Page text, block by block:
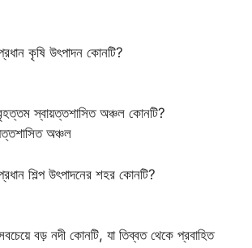
কৃষি উৎপাদন কোনটি?
স্বায়ত্তশাসিত অঞ্চল কোনটি?
অঞ্চল
শিল্প উৎপাদনের শহর কোনটি?
বড় নদী কোনটি, যা তিব্বত থেকে প্রবাহিত